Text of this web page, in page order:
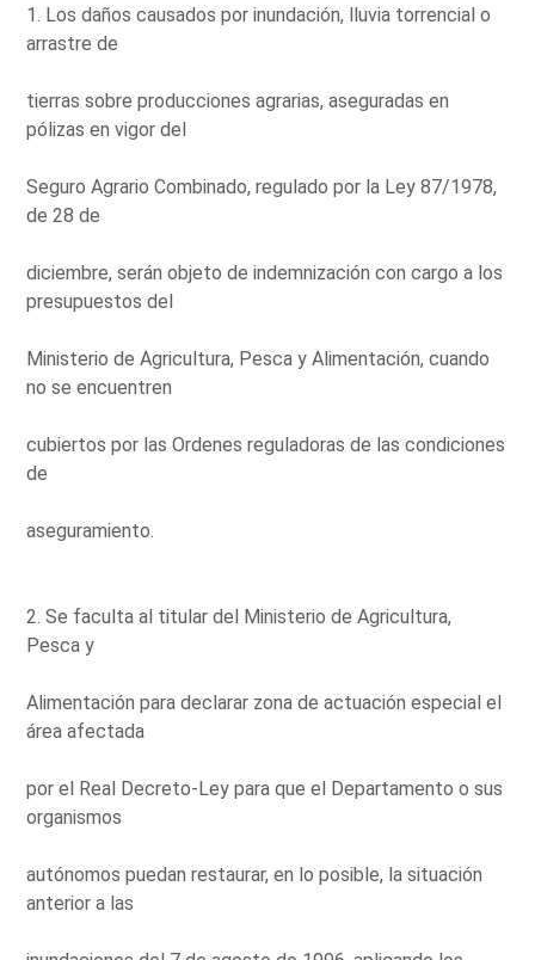
1. Los daños causados por inundación, lluvia torrencial o
arrastre de
tierras sobre producciones agrarias, aseguradas en
pólizas en vigor del
Seguro Agrario Combinado, regulado por la Ley 87/1978,
de 28 de
diciembre, serán objeto de indemnización con cargo a los
presupuestos del
Ministerio de Agricultura, Pesca y Alimentación, cuando
no se encuentren
cubiertos por las Ordenes reguladoras de las condiciones
de
aseguramiento.
2. Se faculta al titular del Ministerio de Agricultura,
Pesca y
Alimentación para declarar zona de actuación especial el
área afectada
por el Real Decreto-Ley para que el Departamento o sus
organismos
autónomos puedan restaurar, en lo posible, la situación
anterior a las